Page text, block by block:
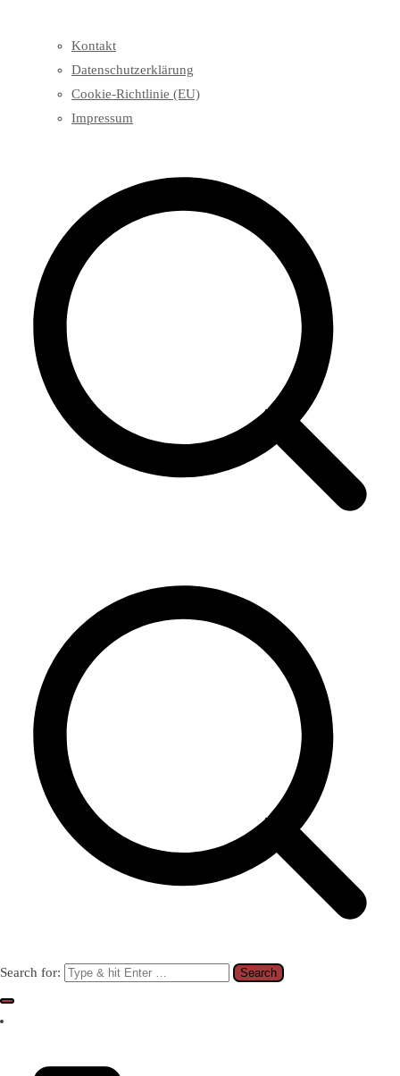
Kontakt
Datenschutzerklärung
Cookie-Richtlinie (EU)
Impressum
Search for: